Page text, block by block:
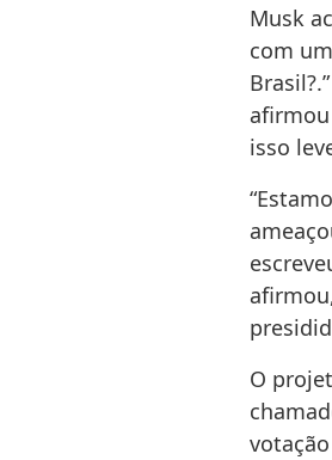
Musk
com
isso
O